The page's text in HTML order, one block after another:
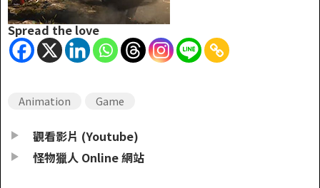
Spread the love
Animation Game
觀看影片 (Youtube)
怪物獵人 Online 網站